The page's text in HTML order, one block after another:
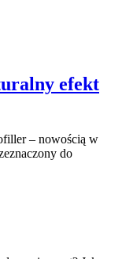
efekt
– nowością w
do